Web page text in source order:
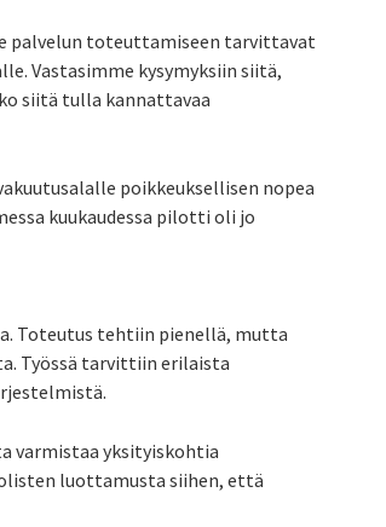
palvelun toteuttamiseen tarvittavat
Vastasimme kysymyksiin siitä,
siitä tulla kannattavaa
poikkeuksellisen nopea
kuukaudessa pilotti oli jo
Toteutus tehtiin pienellä, mutta
Työssä tarvittiin erilaista
varmistaa yksityiskohtia
luottamusta siihen, että